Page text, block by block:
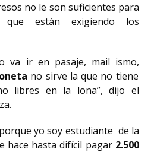
no le son suficientes para
están exigiendo los
va ir en pasaje, mail ismo,
no sirve la que no tiene
libres en la lona”, dijo el
yo soy estudiante de la
hace hasta difícil pagar 2.500